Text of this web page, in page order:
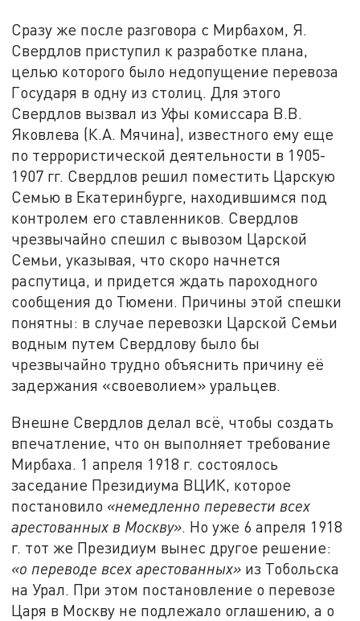
Сразу же после разговора с Мирбахом, Я.
Свердлов приступил к разработке плана,
целью которого было недопущение перевоза
Государя в одну из столиц. Для этого
Свердлов вызвал из Уфы комиссара В.В.
Яковлева (К.А. Мячина), известного ему еще
по террористической деятельности в 1905-
1907 гг. Свердлов решил поместить Царскую
Семью в Екатеринбурге, находившимся под
контролем его ставленников. Свердлов
чрезвычайно спешил с вывозом Царской
Семьи, указывая, что скоро начнется
распутица, и придется ждать пароходного
сообщения до Тюмени. Причины этой спешки
понятны: в случае перевозки Царской Семьи
водным путем Свердлову было бы
чрезвычайно трудно объяснить причину её
задержания «своеволием» уральцев.
Внешне Свердлов делал всё, чтобы создать
впечатление, что он выполняет требование
Мирбаха. 1 апреля 1918 г. состоялось
заседание Президиума ВЦИК, которое
постановило «немедленно перевести всех
арестованных в Москву». Но уже 6 апреля 1918
г. тот же Президиум вынес другое решение:
«о переводе всех арестованных» из Тобольска
на Урал. При этом постановление о перевозе
Царя в Москву не подлежало оглашению, а о